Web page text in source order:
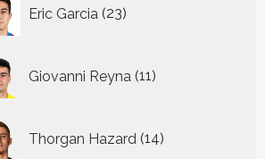
Eric Garcia 23
producten
Giovanni Reyna 11
producten
Thorgan Hazard 14
producten